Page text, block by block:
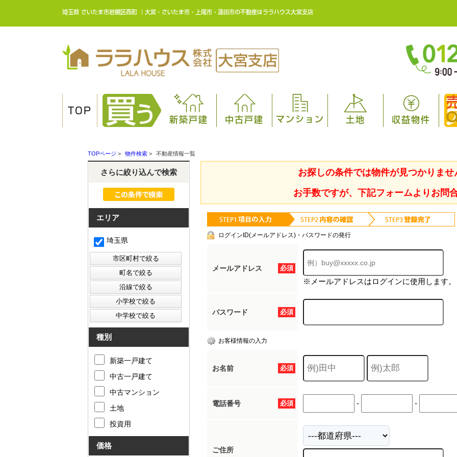
埼玉県 さいたま市岩槻区西町 ｜大宮・さいたま市・上尾市・蓮田市の不動産はララハウス大宮支店
TOP
新築戸建 中古戸建 マンション 土地 収益物件
TOPページ > 物件検索 > 不動産情報一覧
お探しの条件では物件が見つかりませ
お手数ですが、下記フォームよりお問
ログインID(メールアドレス)・パスワードの発行
必須
メールアドレス
※メールアドレスはログインに使用します。
必須
パスワード
お客様情報の入力
必須
お名前
必須
電話番号 - -
ご住所
さらに絞り込んで検索
エリア
埼玉県
種別
新築一戸建て
中古一戸建て
中古マンション
土地
投資用
価格